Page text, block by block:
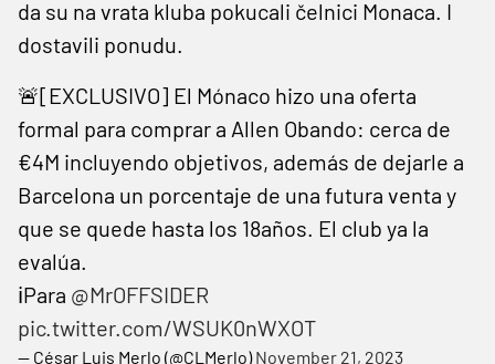
da su na vrata kluba pokucali čelnici Monaca. I
dostavili ponudu.
🚨[EXCLUSIVO] El Mónaco hizo una oferta
formal para comprar a Allen Obando: cerca de
€4M incluyendo objetivos, además de dejarle a
Barcelona un porcentaje de una futura venta y
que se quede hasta los 18años. El club ya la
evalúa.
ℹ️Para @MrOFFSIDER
pic.twitter.com/WSUK0nWXOT
— César Luis Merlo (@CLMerlo)November 21, 2023